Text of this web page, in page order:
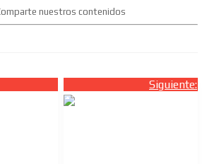
nuestros contenidos
Siguiente: